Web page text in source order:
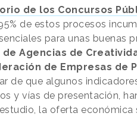
de los Concursos
95% de estos procesos
para unas buenas
Agencias de
de Empresas de
de que algunos
y vías de presentación,
la oferta económica